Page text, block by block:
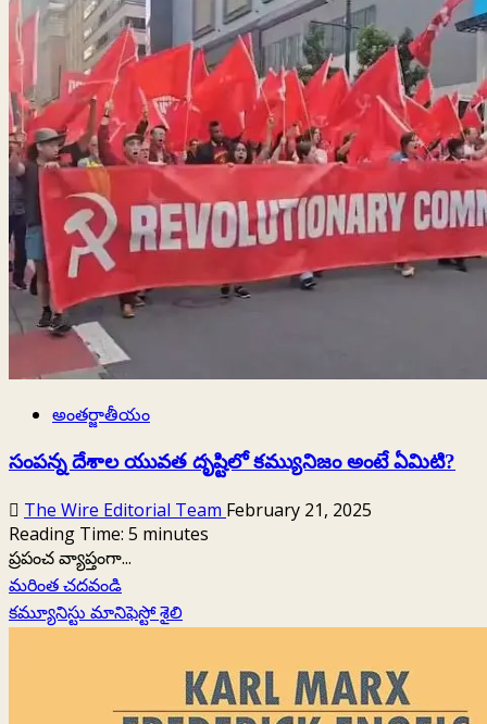
కేంద్ర
బడ్జెట్‌లో
ప్రతిపాదించిన
పన్నులు
తదితర
అంశాలపై
మరింత
విశ్లేషణ
అంతర్జాతీయం
సంపన్న దేశాల యువత దృష్టిలో కమ్యునిజం అంటే ఏమిటి?
The Wire Editorial Team February 21, 2025
Reading Time: 5 minutes
ప్రపంచ వ్యాప్తంగా...
మరింత చదవండిRead
more
about
యువత
కమ్యూనిస్టు మానిఫెస్టో శైలి